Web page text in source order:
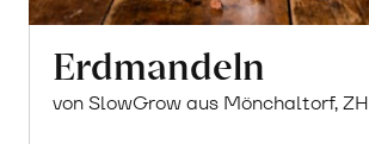
Erdmandeln
von SlowGrow aus Mönchaltorf, ZH